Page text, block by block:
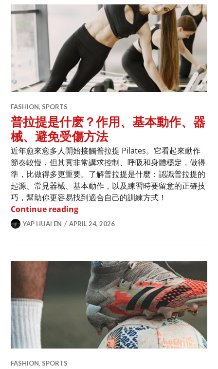
FASHION, SPORTS
普拉提是什麽？作用、基本動作、器
械、避免受傷方法
近年愈來愈多人開始接觸普拉提 Pilates。它看起來動作
節奏較慢，但其實非常講求控制、呼吸和身體穩定，做得
準，比做得多更重要。了解普拉提是什麼：認識普拉提的
起源、常見器械、基本動作，以及練習時要留意的正確技
巧，幫助你更容易找到適合自己的訓練方式！
Continue reading普拉提是什麽？作用、基本動作、器械
YAP HUAI EN APRIL 24, 2026
FASHION, SPORTS